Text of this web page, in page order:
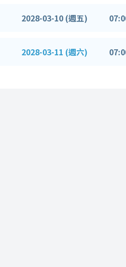
2028-03-10 (週五)
2028-03-11 (週六)